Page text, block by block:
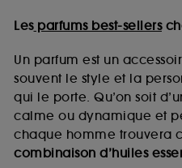
Lesparfums best-sellers
Un parfum est un
souvent le style et la
qui le porte. Qu’on soit
calme ou dynamique et
chaque homme trouvera
combinaison d’huiles